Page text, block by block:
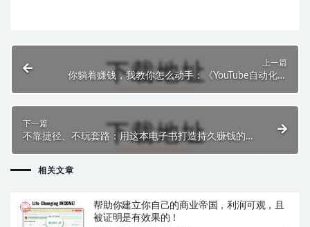
上一篇
你躺着赚钱，我教你怎么动手：《YouTube自动化蓝
下一篇
不靠捷径、不玩套路：用这本电子书打造持久赚钱的个
相关文章
帮助你建立你自己的商业帝国，利润可观，且
被证明是有效果的！